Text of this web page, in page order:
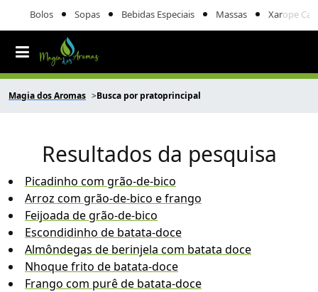
Bolos Sopas Bebidas Especiais Massas Xarope
Magia dos Aromas Busca por pratoprincipal
Resultados da pesquisa
Picadinho com grão-de-bico
Arroz com grão-de-bico e frango
Feijoada de grão-de-bico
Escondidinho de batata-doce
Almôndegas de berinjela com batata doce
Nhoque frito de batata-doce
Frango com purê de batata-doce